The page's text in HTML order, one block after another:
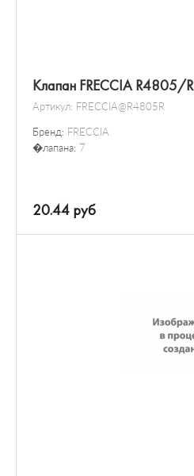
Клапан FRECCIA R4805/R
Артикул: FRECCIA@R4805R
Бренд: FRECCIA
�лапана: 7
20.44 руб